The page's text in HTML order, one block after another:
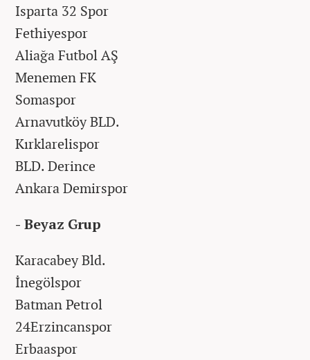
Isparta 32 Spor
Fethiyespor
Aliağa Futbol AŞ
Menemen FK
Somaspor
Arnavutköy BLD.
Kırklarelispor
BLD. Derince
Ankara Demirspor
- Beyaz Grup
Karacabey Bld.
İnegölspor
Batman Petrol
24Erzincanspor
Erbaaspor